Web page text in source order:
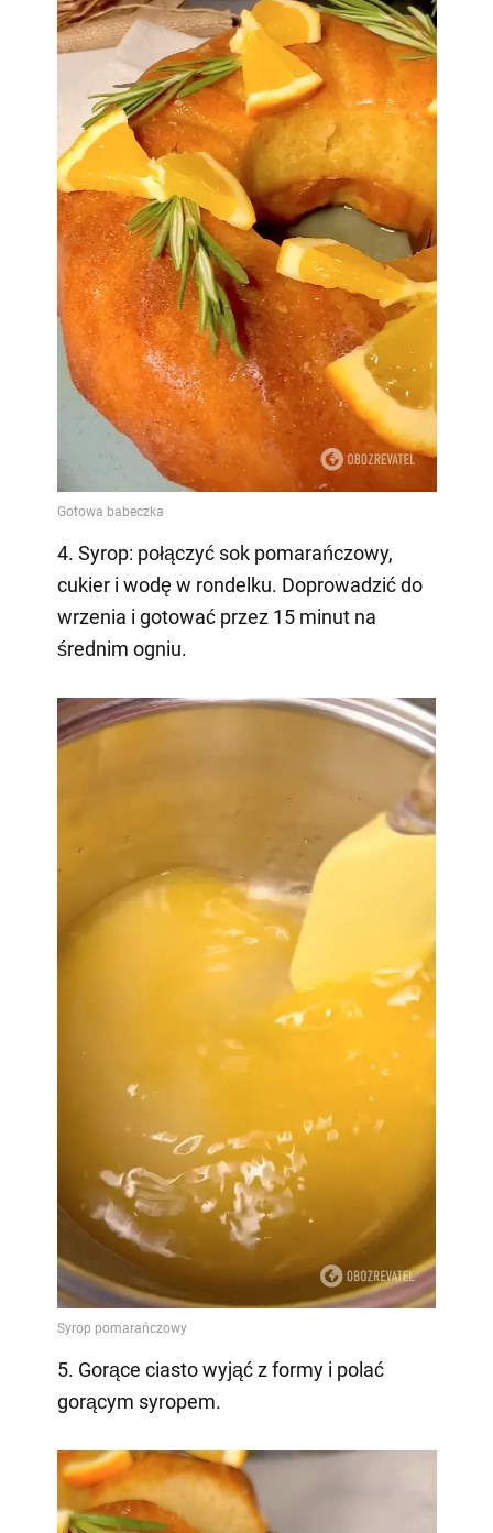
4. Syrop: połączyć sok pomarańczowy,
cukier i wodę w rondelku. Doprowadzić do
wrzenia i gotować przez 15 minut na
średnim ogniu.
5. Gorące ciasto wyjąć z formy i polać
gorącym syropem.